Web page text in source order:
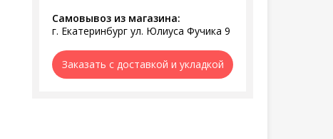
Самовывоз из магазина:
г. Екатеринбург ул. Юлиуса Фучика 9
Заказать с доставкой и укладкой